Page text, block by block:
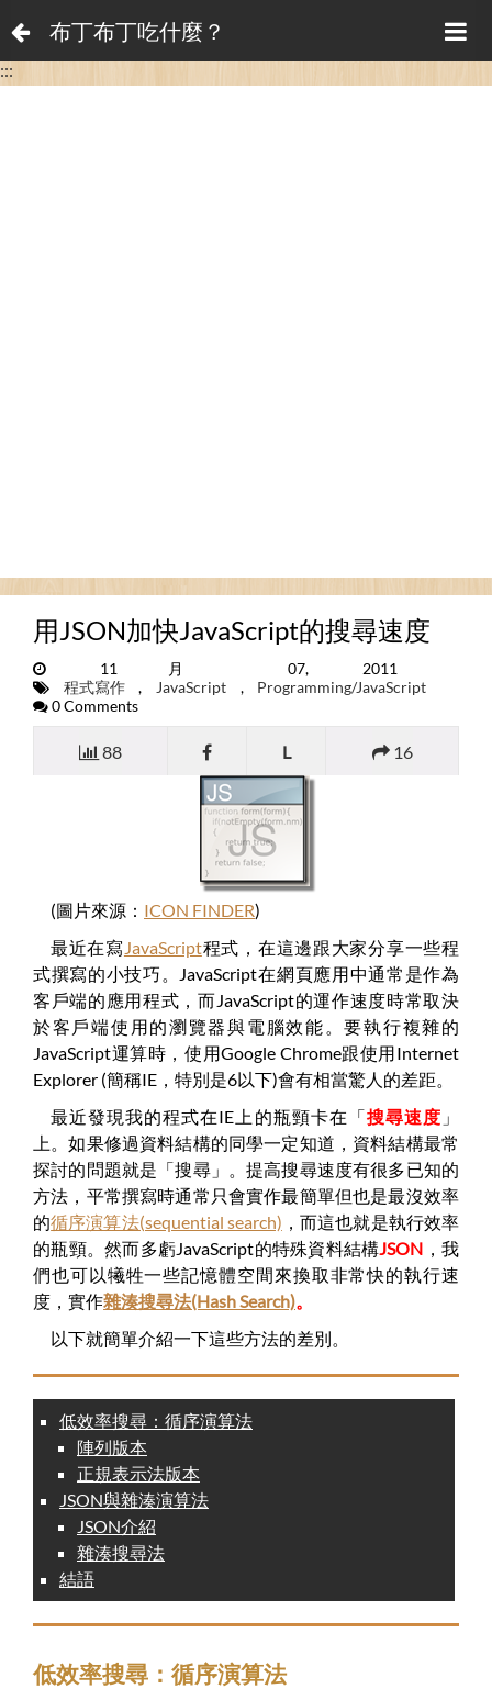
布丁布丁吃什麼？
:::
用JSON加快JavaScript的搜尋速度
11月 07, 2011
程式寫作, JavaScript , Programming/JavaScript
0 Comments
88 L 16
(圖片來源： ICON FINDER)
最近在寫 JavaScript程式，在這邊跟大家分享一些程
式撰寫的小技巧。JavaScript在網頁應用中通常是作為
客戶端的應用程式，而JavaScript的運作速度時常取決
於客戶端使用的瀏覽器與電腦效能。要執行複雜的
JavaScript運算時，使用Google Chrome跟使用Internet
Explorer (簡稱IE，特別是6以下)會有相當驚人的差距。
最近發現我的程式在IE上的瓶頸卡在「搜尋速度 」
上。如果修過資料結構的同學一定知道，資料結構最常
探討的問題就是「搜尋」。提高搜尋速度有很多已知的
方法，平常撰寫時通常只會實作最簡單但也是最沒效率
的循序演算法(sequential search) ，而這也就是執行效率
的瓶頸。然而多虧JavaScript的特殊資料結構JSON ，我
們也可以犧牲一些記憶體空間來換取非常快的執行速
度，實作雜湊搜尋法(Hash Search)。
以下就簡單介紹一下這些方法的差別。
低效率搜尋：循序演算法
陣列版本
正規表示法版本
JSON與雜湊演算法
JSON介紹
雜湊搜尋法
結語
低效率搜尋：循序演算法